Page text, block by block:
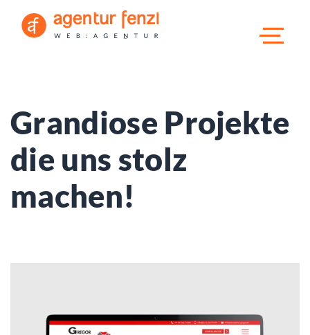
Grandiose Projekte
die uns stolz
machen!